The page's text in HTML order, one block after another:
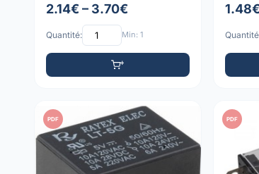
2.14€ – 3.70€
Quantité: Min: 1
PDF PDF